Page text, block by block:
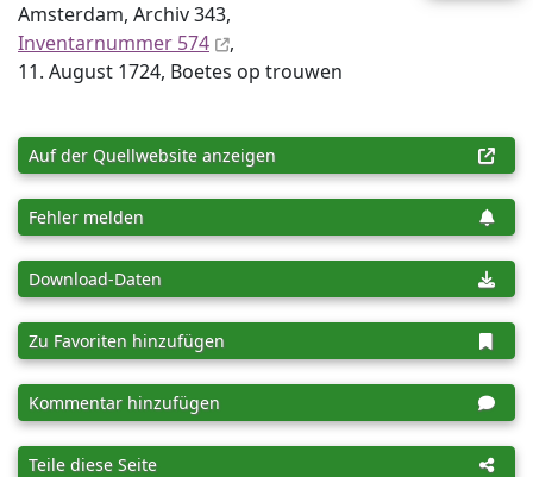
Amsterdam, Archiv 343,
Inventar­nummer 574
,
11. August 1724, Boetes op trouwen
Auf der Quellwebsite anzeigen
Fehler melden
Download-Daten
Zu Favoriten hinzufügen
Kommentar hinzufügen
Teile diese Seite